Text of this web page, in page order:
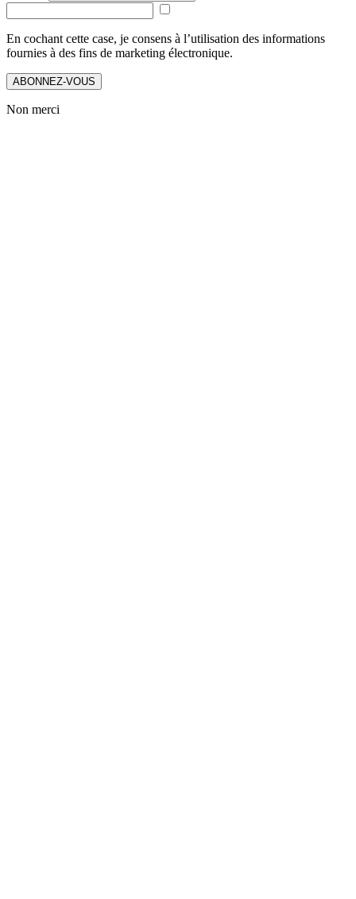
En cochant cette case, je consens à l’utilisation des informations
fournies à des fins de marketing électronique.
ABONNEZ-VOUS
Non merci